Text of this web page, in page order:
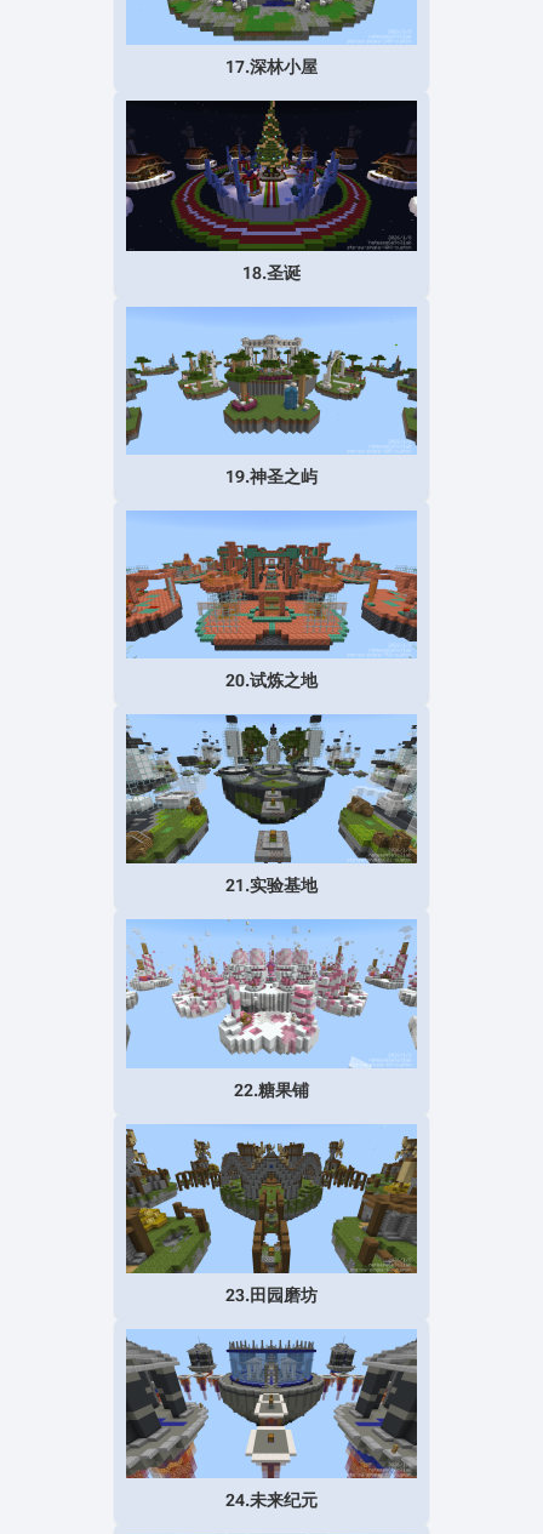
17.深林小屋
18.圣诞
19.神圣之屿
20.试炼之地
21.实验基地
22.糖果铺
23.田园磨坊
24.未来纪元